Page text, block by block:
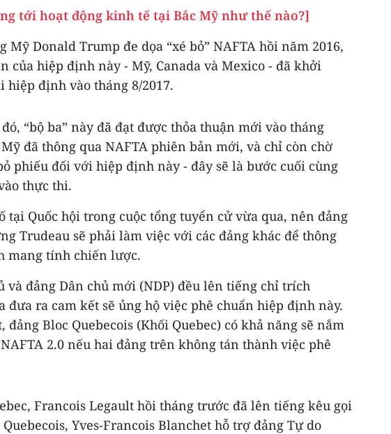
tới hoạt động kinh tế tại Bắc Mỹ như thế nào?]
Mỹ Donald Trump đe dọa “xé bỏ” NAFTA hồi năm 2016,
của hiệp định này - Mỹ, Canada và Mexico - đã khởi
hiệp định vào tháng 8/2017.
“bộ ba” này đã đạt được thỏa thuận mới vào tháng
đã thông qua NAFTA phiên bản mới, và chỉ còn chờ
phiếu đối với hiệp định này - đây sẽ là bước cuối cùng
thực thi.
tại Quốc hội trong cuộc tổng tuyển cử vừa qua, nên đảng
Trudeau sẽ phải làm việc với các đảng khác để thông
mang tính chiến lược.
và đảng Dân chủ mới (NDP) đều lên tiếng chỉ trích
đưa ra cam kết sẽ ủng hộ việc phê chuẩn hiệp định này.
đảng Bloc Quebecois (Khối Quebec) có khả năng sẽ nắm
2.0 nếu hai đảng trên không tán thành việc phê
Francois Legault hồi tháng trước đã lên tiếng kêu gọi
Yves-Francois Blanchet hỗ trợ đảng Tự do